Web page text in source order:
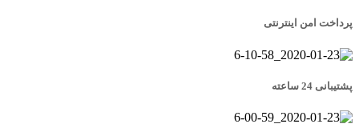
پرداخت امن اینترنتی
پشتیبانی 24 ساعته